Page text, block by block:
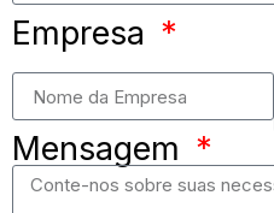
Empresa
Mensagem